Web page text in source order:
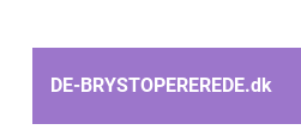
DE-BRYSTOPEREREDE.dk